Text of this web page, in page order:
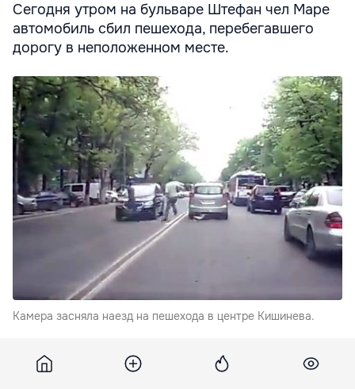
Сегодня утром на бульваре Штефан чел Маре
автомобиль сбил пешехода, перебегавшего
дорогу в неположенном месте.
Камера засняла наезд на пешехода в центре Кишинева.
Удар был достаточно большой силы, однако молодой